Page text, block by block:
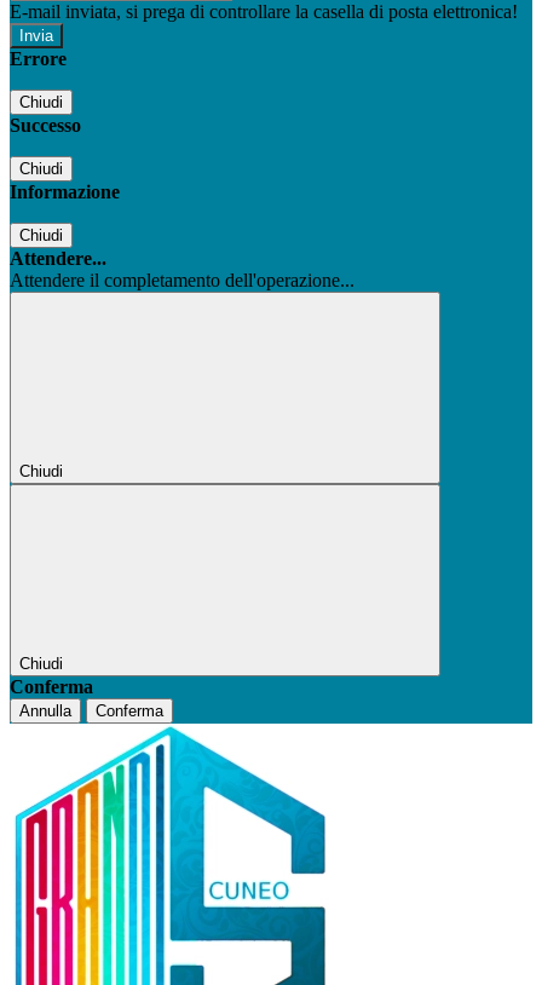
E-mail inviata, si prega di controllare la casella di posta elettronica!
Errore
Chiudi
Successo
Chiudi
Informazione
Chiudi
Attendere...
Attendere il completamento dell'operazione...
Chiudi
Chiudi
Conferma
Annulla Conferma